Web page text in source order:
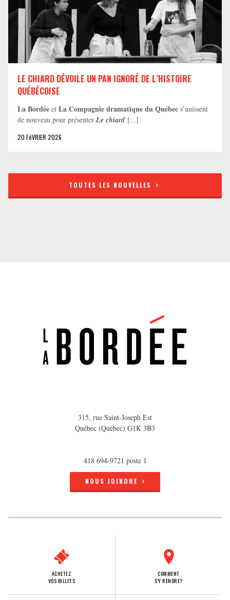
LE CHIARD DÉVOILE UN PAN IGNORÉ DE L’HISTOIRE
QUÉBÉCOISE
La Bordée et La Compagnie dramatique du Québec s’unissent
de nouveau pour présenter Le chiard [...]
20 FéVRIER 2026
TOUTES LES NOUVELLES
315, rue Saint-Joseph Est
Québec (Québec) G1K 3B3
418 694-9721 poste 1
NOUS JOINDRE
ACHETEZ
VOS BILLETS
COMMENT
S'Y RENDRE?